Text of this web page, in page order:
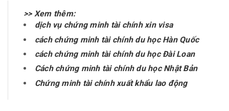
>> Xem thêm:
dịch vụ chứng minh tài chính xin visa
cách chứng minh tài chính du học Hàn Quốc
cách chứng minh tài chính du học Đài Loan
Cách chứng minh tài chính du học Nhật Bản
Chứng minh tài chính xuất khẩu lao động